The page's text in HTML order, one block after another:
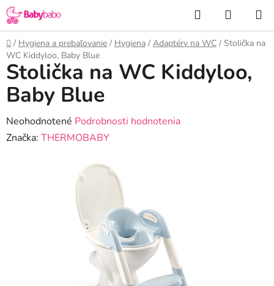
Prejsť
na
obsah
Hľadať
KOŠÍK
Domov
/ Hygiena a prebaľovanie / Hygiena / Adaptéry na WC / Stolička na
WC Kiddyloo, Baby Blue
Stolička na WC Kiddyloo,
Baby Blue
Priemerné
hodnotenie
Neohodnotené Podrobnosti hodnotenia
Značka: THERMOBABY